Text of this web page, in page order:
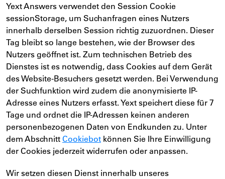
Yext Answers verwendet den Session Cookie
sessionStorage, um Suchanfragen eines Nutzers
innerhalb derselben Session richtig zuzuordnen. Dieser
Tag bleibt so lange bestehen, wie der Browser des
Nutzers geöffnet ist. Zum technischen Betrieb des
Dienstes ist es notwendig, dass Cookies auf dem Gerät
des Website-Besuchers gesetzt werden. Bei Verwendung
der Suchfunktion wird zudem die anonymisierte IP-
Adresse eines Nutzers erfasst. Yext speichert diese für 7
Tage und ordnet die IP-Adressen keinen anderen
personenbezogenen Daten von Endkunden zu. Unter
dem Abschnitt Cookiebot können Sie Ihre Einwilligung
der Cookies jederzeit widerrufen oder anpassen.
Wir setzen diesen Dienst innerhalb unseres